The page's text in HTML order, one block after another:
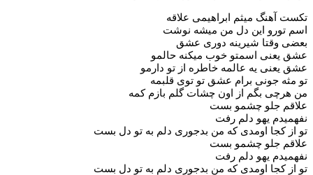
تکست آهنگ میثم ابراهیمی علاقه
اسم تورو این دل من میشه نوشت
بعضی وقتا شیرینه دوری عشق
عشق یعنی اسمتو خوب میکنه حالمو
عشق یعنی یه عالمه خاطره از تو دارمو
تو مثه جونی برام عشق تو توی قلبمه
من هرچی بگم از اون چشات گلم بازم کمه
علاقم جلو چشمو بست
نفهمیدم یهو دلم رفت
تو از کجا اومدی که من بدجوری دلم به تو دل بست
علاقم جلو چشمو بست
نفهمیدم یهو دلم رفت
تو از کجا اومدی که من بدجوری دلم به تو دل بست